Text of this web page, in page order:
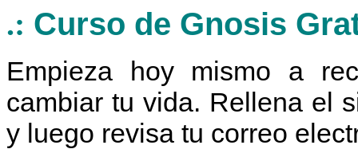
.: Curso de Gnosis
Empieza hoy mismo a
cambiar tu vida. Rellena el
y luego revisa tu correo